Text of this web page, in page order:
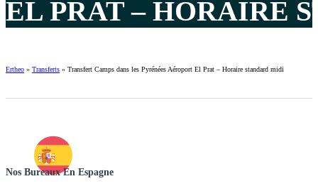
EL PRAT – HORAIRE
Ertheo » Transferts » Transfert Camps dans les Pyrénées Aéroport El Prat – Horaire standard midi
Nos Bureaux En Espagne